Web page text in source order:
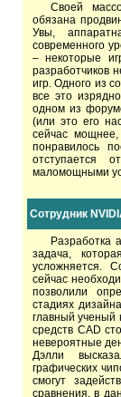
Своей
обязана
Увы,
современного
– некоторые
разработчиков
игр. Одного из
все это
одном из
(или это его
сейчас
понравилось
отступается
маломощными
Сотрудник
Разработка
задача,
усложняется.
сейчас
позволили
стадиях
главный ученый
средств CAD
невероятные
Дэлли
графических
смогут
сравнения, в